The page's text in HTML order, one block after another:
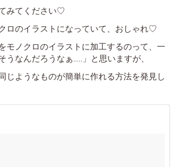
みてください♡
ロのイラストになっていて、おしゃれ♡
モノクロのイラストに加工するのって、一
うなんだろうなぁ.....」と思いますが、
じようなものが簡単に作れる方法を発見し